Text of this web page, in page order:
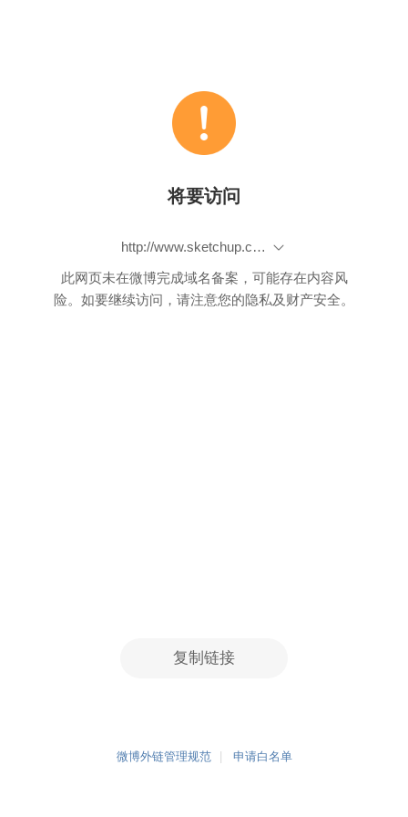
将要访问
http://www.sketchup.com/zh-CN/products/sketchup-make
此网页未在微博完成域名备案，可能存在内容风
险。如要继续访问，请注意您的隐私及财产安全。
复制链接
微博外链管理规范 申请白名单